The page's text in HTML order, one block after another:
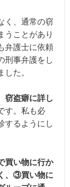
く、通常の窃
うことがあり
弁護士に依頼
刑事弁護をし
た。
窃盗癖に詳し
す。私も必
するようにし
買い物に行か
③買い物に